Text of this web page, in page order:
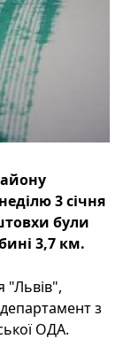
3 січня
були
3,7 км.
"Львів",
з
ОДА.